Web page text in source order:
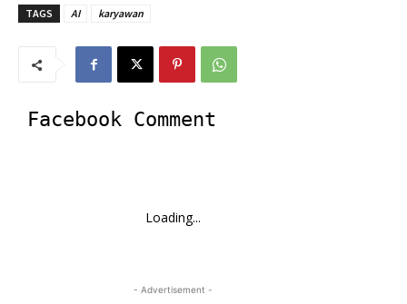
TAGS AI karyawan
Facebook Comment
Loading...
- Advertisement -